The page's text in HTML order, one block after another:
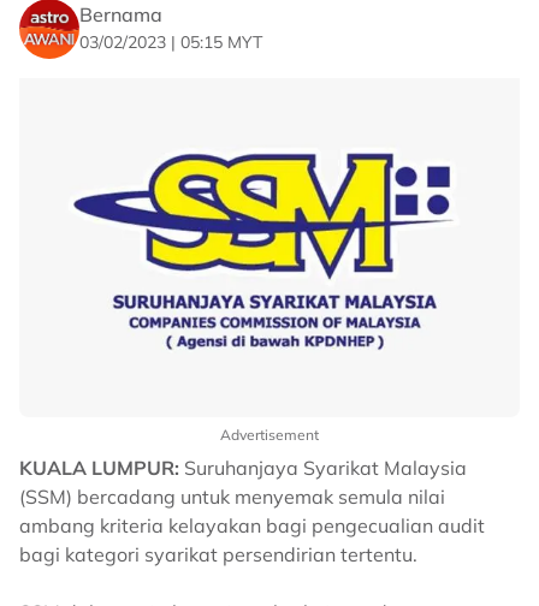
Bernama
03/02/2023 | 05:15 MYT
Advertisement
KUALA LUMPUR: Suruhanjaya Syarikat Malaysia
(SSM) bercadang untuk menyemak semula nilai
ambang kriteria kelayakan bagi pengecualian audit
bagi kategori syarikat persendirian tertentu.